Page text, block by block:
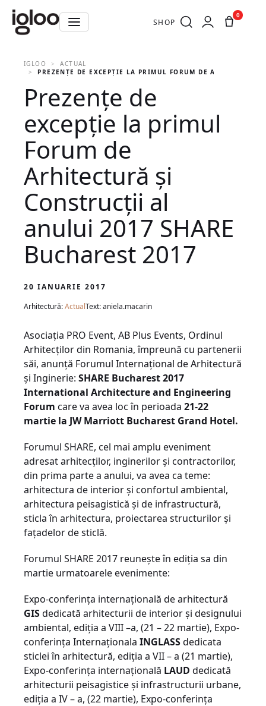
SHOP
0
IGLOO
ACTUAL
PREZENȚE DE EXCEPȚIE LA PRIMUL FORUM DE
Prezențe de
excepție la primul
Forum de
Arhitectură și
Construcții al
anului 2017 SHARE
Bucharest 2017
20 IANUARIE 2017
Arhitectură:ActualText: aniela.macarin
Asociația PRO Event, AB Plus Events, Ordinul
Arhitecților din Romania, împreună cu partenerii
săi, anunță Forumul Internațional de Arhitectură
și Inginerie: SHARE Bucharest 2017
International Architecture and Engineering
Forum care va avea loc în perioada 21-22
martie la JW Marriott Bucharest Grand Hotel.
Forumul SHARE, cel mai amplu eveniment
adresat arhitecților, inginerilor și contractorilor,
din prima parte a anului, va avea ca teme:
arhitectura de interior și confortul ambiental,
arhitectura peisagistică și de infrastructură,
sticla în arhitectura, proiectarea structurilor și
fațadelor de sticlă.
Forumul SHARE 2017 reunește în ediția sa din
martie urmatoarele evenimente:
Expo-conferința internațională de arhitectură
GISdedicată arhitecturii de interior și designului
ambiental, ediția a VIII –a, (21 – 22 martie), Expo-
conferința Internaționala INGLASSdedicata
sticlei în arhitectură, ediția a VII – a (21 martie),
Expo-conferința internațională LAUD dedicată
arhitecturii peisagistice și infrastructurii urbane,
ediția a IV – a, (22 martie), Expo-conferința